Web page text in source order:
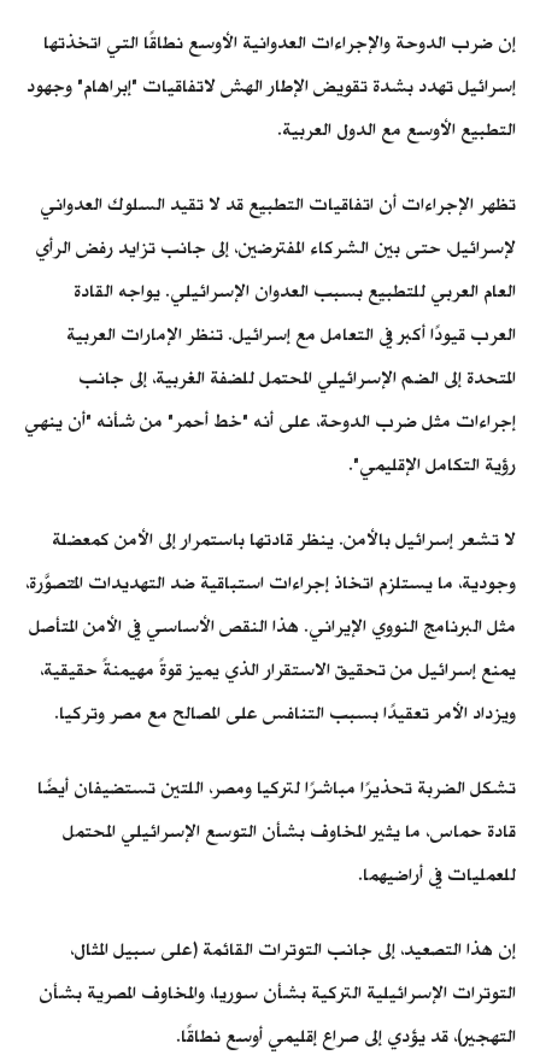
إن ضرب الدوحة والإجراءات العدوانية الأوسع نطاقًا التي اتخذتها
إسرائيل تهدد بشدة تقويض الإطار الهش لاتفاقيات "إبراهام" وجهود
التطبيع الأوسع مع الدول العربية.
تظهر الإجراءات أن اتفاقيات التطبيع قد لا تقيد السلوك العدواني
لإسرائيل، حتى بين الشركاء المفترضين، إلى جانب تزايد رفض الرأي
العام العربي للتطبيع بسبب العدوان الإسرائيلي. يواجه القادة
العرب قيودًا أكبر في التعامل مع إسرائيل. تنظر الإمارات العربية
المتحدة إلى الضم الإسرائيلي المحتمل للضفة الغربية، إلى جانب
إجراءات مثل ضرب الدوحة، على أنه "خط أحمر" من شأنه "أن ينهي
رؤية التكامل الإقليمي".
لا تشعر إسرائيل بالأمن. ينظر قادتها باستمرار إلى الأمن كمعضلة
وجودية، ما يستلزم اتخاذ إجراءات استباقية ضد التهديدات المُتصوَّرة،
مثل البرنامج النووي الإيراني. هذا النقص الأساسي في الأمن المتأصل
يمنع إسرائيل من تحقيق الاستقرار الذي يميز قوةً مهيمنةً حقيقية،
ويزداد الأمر تعقيدًا بسبب التنافس على المصالح مع مصر وتركيا.
تشكل الضربة تحذيرًا مباشرًا لتركيا ومصر، اللتين تستضيفان أيضًا
قادة حماس، ما يثير المخاوف بشأن التوسع الإسرائيلي المحتمل
للعمليات في أراضيهما.
إن هذا التصعيد، إلى جانب التوترات القائمة (على سبيل المثال،
التوترات الإسرائيلية التركية بشأن سوريا، والمخاوف المصرية بشأن
التهجير)، قد يؤدي إلى صراع إقليمي أوسع نطاقًا.